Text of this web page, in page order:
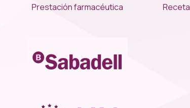
Prestación farmacéutica